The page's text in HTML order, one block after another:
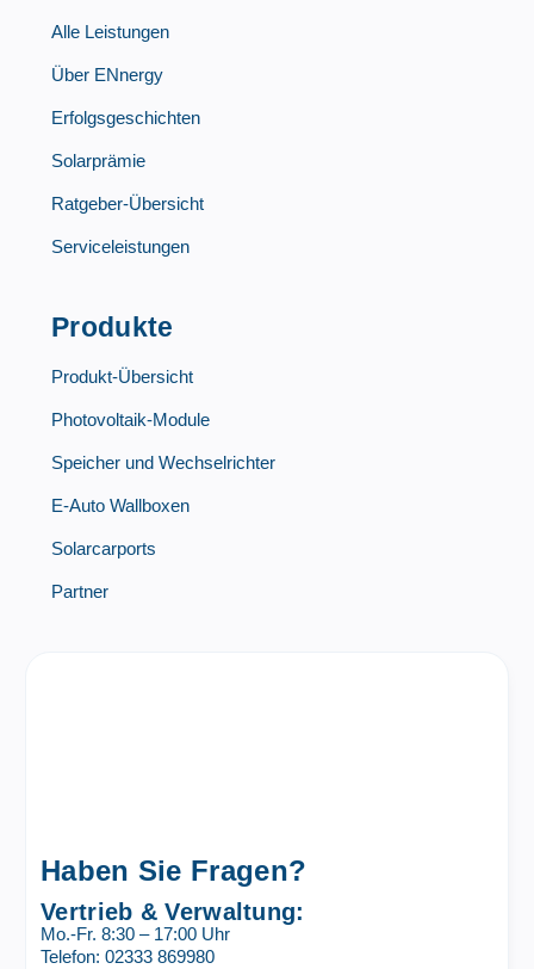
Produkte
Produkt-Übersicht
Photovoltaik-Module
Speicher und Wechselrichter
E-Auto Wallboxen
Solarcarports
Partner
Alle Leistungen
Über ENnergy
Erfolgsgeschichten
Solarprämie
Ratgeber-Übersicht
Serviceleistungen
Haben Sie Fragen?
Vertrieb & Verwaltung:
Mo.-Fr. 8:30 – 17:00 Uhr
Telefon: 02333 869980